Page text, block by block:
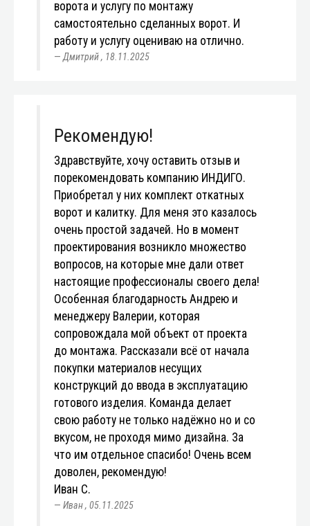
ворота и услугу по монтажу
самостоятельно сделанных ворот. И
работу и услугу оцениваю на отлично.
Дмитрий, 18.11.2025
Рекомендую!
Здравствуйте, хочу оставить отзыв и
порекомендовать компанию ИНДИГО.
Приобретал у них комплект откатных
ворот и калитку. Для меня это казалось
очень простой задачей. Но в момент
проектирования возникло множество
вопросов, на которые мне дали ответ
настоящие профессионалы своего дела!
Особенная благодарность Андрею и
менеджеру Валерии, которая
сопровождала мой объект от проекта
до монтажа. Рассказали всё от начала
покупки материалов несущих
конструкций до ввода в эксплуатацию
готового изделия. Команда делает
свою работу не только надёжно но и со
вкусом, не проходя мимо дизайна. За
что им отдельное спасибо! Очень всем
доволен, рекомендую!
Иван С.
Иван, 05.11.2025